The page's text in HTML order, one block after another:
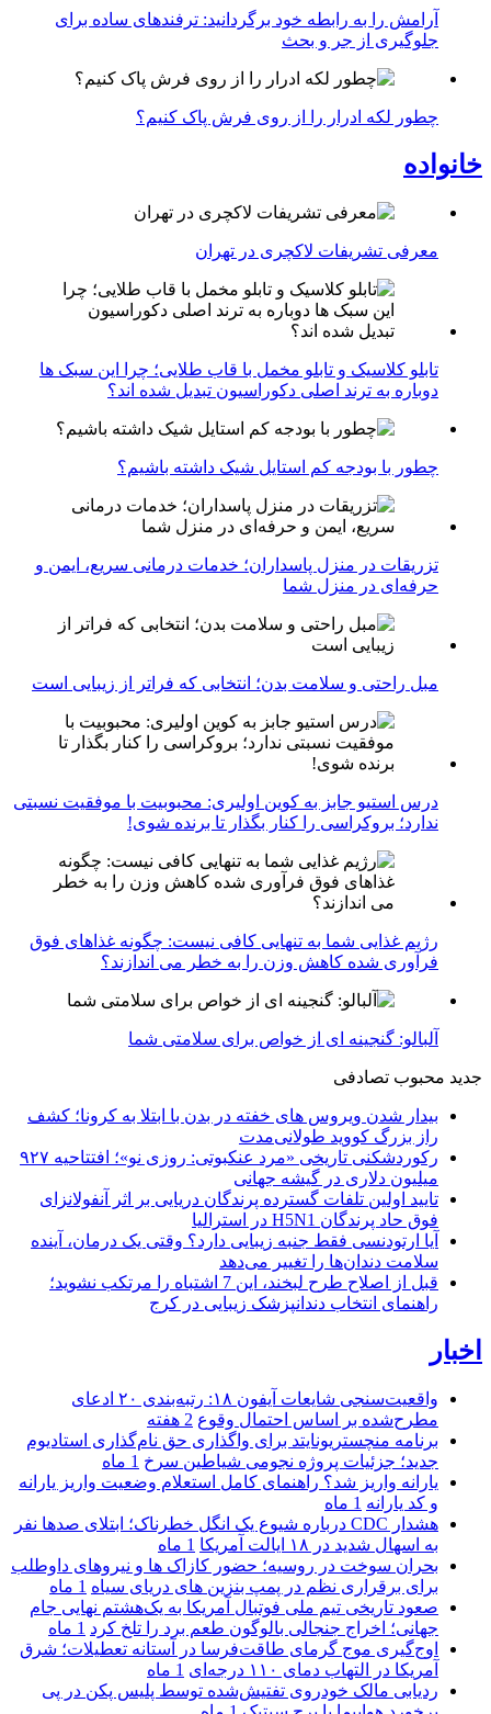
آرامش را به رابطه خود برگردانید: ترفندهای ساده برای
جلوگیری از جر و بحث
چطور لکه ادرار را از روی فرش پاک کنیم؟
خانواده
معرفی تشریفات لاکچری در تهران
تابلو کلاسیک و تابلو مخمل با قاب طلایی؛ چرا این سبک ها
دوباره به ترند اصلی دکوراسیون تبدیل شده اند؟
چطور با بودجه کم استایل شیک داشته باشیم؟
تزریقات در منزل پاسداران؛ خدمات درمانی سریع، ایمن و
حرفه‌ای در منزل شما
مبل راحتی و سلامت بدن؛ انتخابی که فراتر از زیبایی است
درس استیو جابز به کوین اولیری: محبوبیت با موفقیت نسبتی
ندارد؛ بروکراسی را کنار بگذار تا برنده شوی!
رژیم غذایی شما به تنهایی کافی نیست: چگونه غذاهای فوق
فرآوری شده کاهش وزن را به خطر می اندازند؟
آلبالو: گنجینه ای از خواص برای سلامتی شما
جدید محبوب تصادفی
بیدار شدن ویروس‌ های خفته در بدن با ابتلا به کرونا؛ کشف
راز بزرگ کووید طولانی‌مدت
رکوردشکنی تاریخی «مرد عنکبوتی: روزی نو»؛ افتتاحیه ۹۲۷
میلیون دلاری در گیشه جهانی
تایید اولین تلفات گسترده پرندگان دریایی بر اثر آنفولانزای
فوق حاد پرندگان H5N1 در استرالیا
آیا ارتودنسی فقط جنبه زیبایی دارد؟ وقتی یک درمان، آینده
سلامت دندان‌ها را تغییر می‌دهد
قبل از اصلاح طرح لبخند، این 7 اشتباه را مرتکب نشوید؛
راهنمای انتخاب دندانپزشک زیبایی در کرج
اخبار
واقعیت‌سنجی شایعات آیفون ۱۸: رتبه‌بندی ۲۰ ادعای
مطرح‌شده بر اساس احتمال وقوع 2 هفته
برنامه منچستریونایتد برای واگذاری حق نام‌گذاری استادیوم
جدید؛ جزئیات پروژه نجومی شیاطین سرخ 1 ماه
یارانه واریز شد؟ راهنمای کامل استعلام وضعیت واریز یارانه
و کد یارانه 1 ماه
هشدار CDC درباره شیوع یک انگل خطرناک؛ ابتلای صدها نفر
به اسهال شدید در ۱۸ ایالت آمریکا
1 ماه
بحران سوخت در روسیه؛ حضور کازاک‌ ها و نیروهای داوطلب
برای برقراری نظم در پمپ بنزین‌ های دریای سیاه 1 ماه
صعود تاریخی تیم ملی فوتبال آمریکا به یک‌هشتم نهایی جام
جهانی؛ اخراج جنجالی بالوگون طعم برد را تلخ کرد 1 ماه
اوج‌گیری موج گرمای طاقت‌فرسا در آستانه تعطیلات؛ شرق
آمریکا در التهاب دمای ۱۱۰ درجه‌ای
1 ماه
ردیابی مالک خودروی تفتیش‌شده توسط پلیس پکن در پی